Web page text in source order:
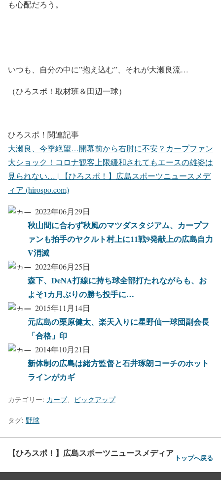
も心配だろう。
いつも、自分の中に”抱え込む”、それが大瀬良流…
（ひろスポ！取材班＆田辺一球）
ひろスポ！関連記事
大瀬良、今季絶望…開幕前から右肘に不安？カープファン
大ショック！コロナ観客上限緩和されてもエースの雄姿は
見られない… | 【ひろスポ！】広島スポーツニュースメデ
ィア (hirospo.com)
2022年06月29日
秋山間に合わず秋風のマツダスタジアム、カープフ
ァンも拍手のヤクルト村上に11戦9発献上の広島自力
V消滅
2022年06月25日
森下、DeNA打線に持ち球全部打たれながらも、お
よそ1カ月ぶりの勝ち投手に…
2015年11月14日
元広島の栗原健太、楽天入りに星野仙一球団副会長
「合格」印
2014年10月21日
新体制の広島は緒方監督と石井琢朗コーチのホット
ラインがカギ
カテゴリー: カープ、 ピックアップ
タグ: 野球
【ひろスポ！】広島スポーツニュースメディア トップへ戻る